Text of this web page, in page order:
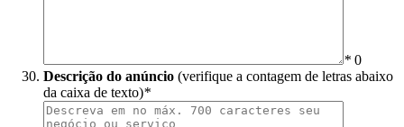
* 0
Descrição do anúncio (verifique a contagem de letras abaixo
da caixa de texto)*